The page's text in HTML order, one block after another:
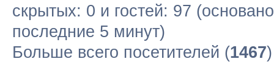
скрытых: 0 и гостей: 97
последние 5 минут)
Больше всего посетителей (1467